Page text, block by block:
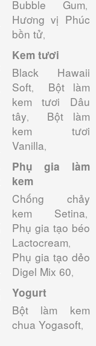
Bubble Gum,
Hương vị Phúc
bồn tử,
Kem tươi
Black Hawaii
Soft, Bột làm
kem tươi Dâu
tây, Bột làm
kem tươi
Vanilla,
Phụ gia làm
kem
Chống chảy
kem Setina,
Phụ gia tạo béo
Lactocream,
Phụ gia tạo dẻo
Digel Mix 60,
Yogurt
Bột làm kem
chua Yogasoft,